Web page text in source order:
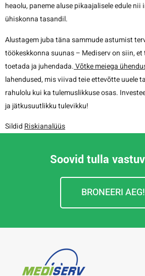
heaolu, paneme aluse pikaajalisele edule
ühiskonna tasandil.
Alustagem juba täna sammude astumist
töökeskkonna suunas – Mediserv on siin, et
toetada ja juhendada.Võtke meiega
lahendused, mis viivad teie ettevõtte uuele
rahulolu kui ka tulemuslikkuse osas.
ja jätkusuutlikku tulevikku!
Sildid Riskianalüüs
Soovid tulla
BRONEERI AEG!